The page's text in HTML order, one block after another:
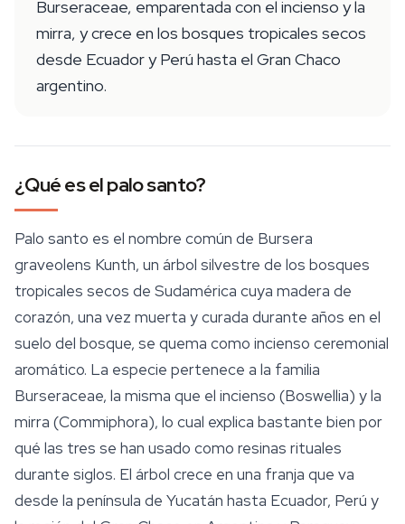
Burseraceae, emparentada con el incienso y la
mirra, y crece en los bosques tropicales secos
desde Ecuador y Perú hasta el Gran Chaco
argentino.
¿Qué es el palo santo?
Palo santo es el nombre común de Bursera
graveolens Kunth, un árbol silvestre de los bosques
tropicales secos de Sudamérica cuya madera de
corazón, una vez muerta y curada durante años en el
suelo del bosque, se quema como incienso ceremonial
aromático. La especie pertenece a la familia
Burseraceae, la misma que el incienso (Boswellia) y la
mirra (Commiphora), lo cual explica bastante bien por
qué las tres se han usado como resinas rituales
durante siglos. El árbol crece en una franja que va
desde la península de Yucatán hasta Ecuador, Perú y